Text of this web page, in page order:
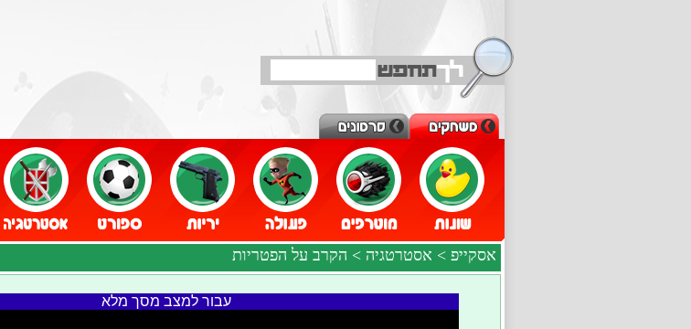
אסקייפ > אסטרטגיה > הקרב על הפטריות
עבור למצב מסך מלא